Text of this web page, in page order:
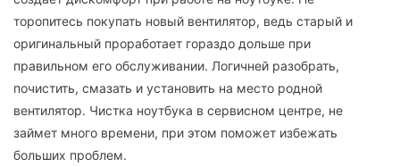
торопитесь покупать новый вентилятор, ведь старый и
оригинальный проработает гораздо дольше при
правильном его обслуживании. Логичней разобрать,
почистить, смазать и установить на место родной
вентилятор. Чистка ноутбука в сервисном центре, не
займет много времени, при этом поможет избежать
больших проблем.